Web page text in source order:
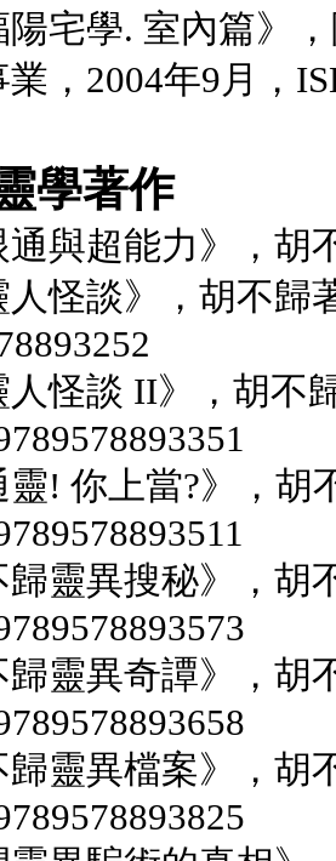
陽宅學. 室內篇》
，2004年9月，
學著作
通與超能力》，
人怪談》，胡不
人怪談 II》，胡不
靈! 你上當?》，
歸靈異搜秘》，
歸靈異奇譚》，
歸靈異檔案》，